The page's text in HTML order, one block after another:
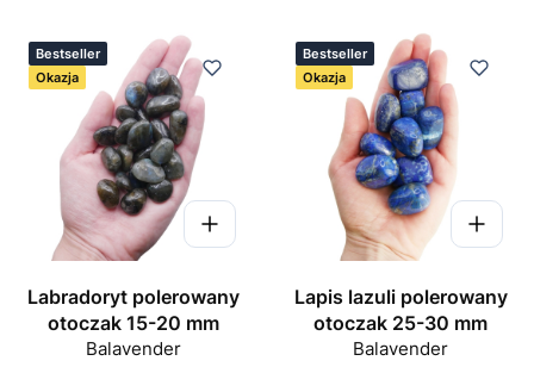
Okazja
Bestseller
Labradoryt polerowany
otoczak 15-20 mm
Balavender
Okazja
Bestseller
Lapis lazuli polerowany
otoczak 25-30 mm
Balavender